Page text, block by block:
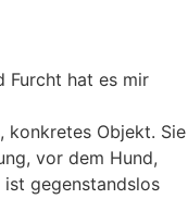
Furcht hat es mir
konkretes Objekt. Sie
vor dem Hund,
gegenstandslos